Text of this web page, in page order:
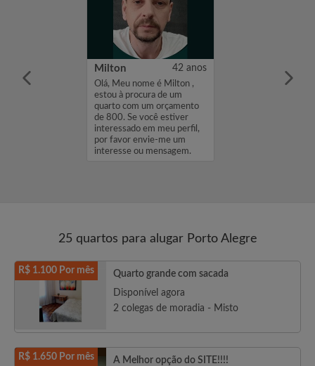
é Sarah,
Milton 42 anos
Olá, Meu nome é Milton ,
estou à procura de um
quarto com um orçamento
de 800. Se você estiver
interessado em meu perfil,
por favor envie-me um
interesse ou mensagem.
25 quartos para alugar Porto Alegre
R$ 1.100 Por mês
Quarto grande com sacada
Disponível agora
2 colegas de moradia - Misto
R$ 1.650 Por mês
A Melhor opção do SITE!!!!